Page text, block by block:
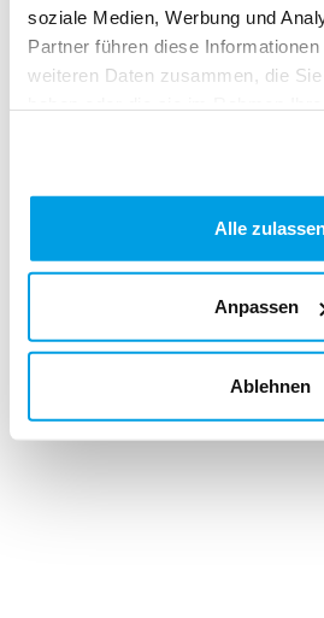
soziale Medien, Werbung und
Partner führen diese
weiteren Daten zusammen, die
Alle
Anpassen
Ablehnen